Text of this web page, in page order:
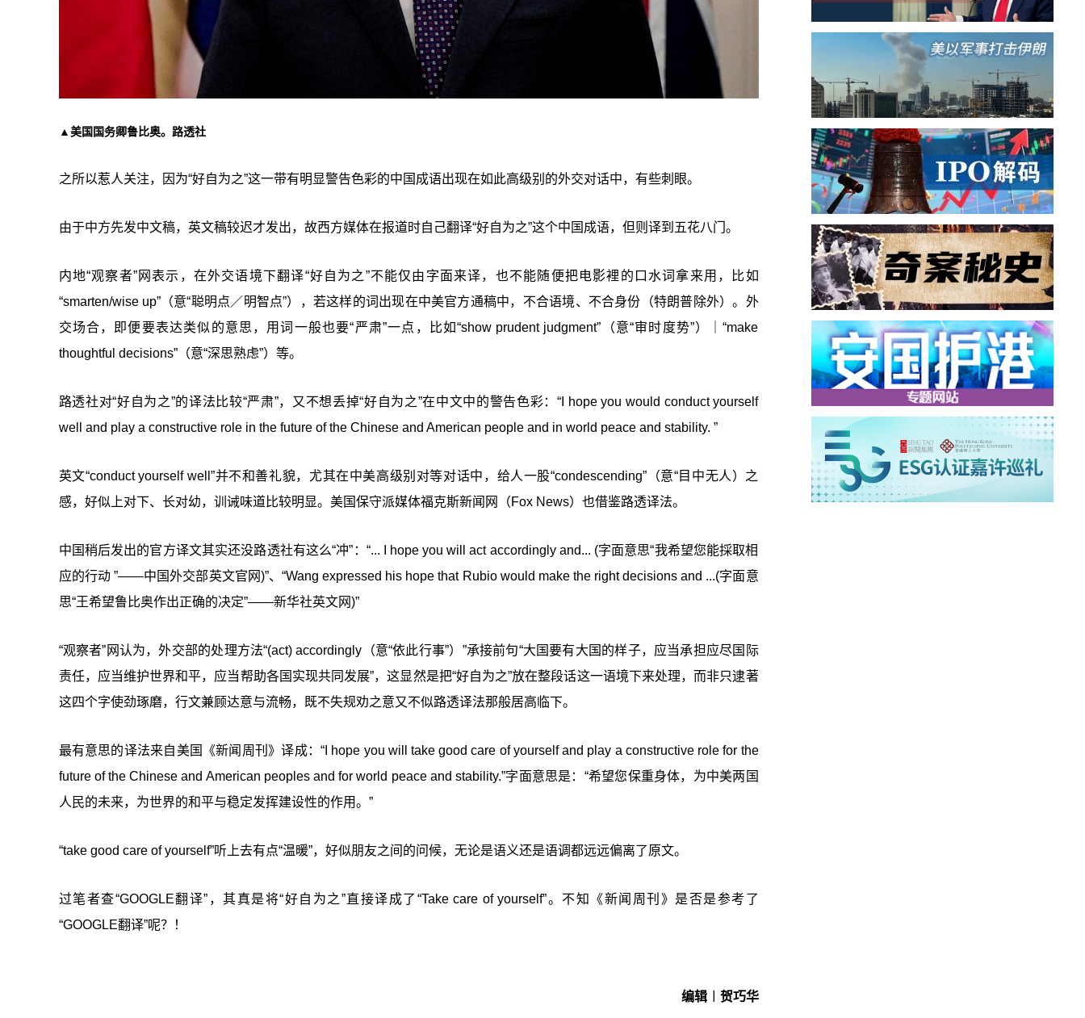
▲美国国务卿鲁比奥。路透社
之所以惹人关注，因为“好自为之”这一带有明显警告色彩的中国成语出现在如此高级别的外交对话中，有些刺眼。
由于中方先发中文稿，英文稿较迟才发出，故西方媒体在报道时自己翻译“好自为之”这个中国成语，但则译到五花八门。
内地“观察者”网表示，在外交语境下翻译“好自为之”不能仅由字面来译，也不能随便把电影裡的口水词拿来用，比如
“smarten/wise up”（意“聪明点／明智点”），若这样的词出现在中美官方通稿中，不合语境、不合身份（特朗普除外）。外
交场合，即便要表达类似的意思，用词一般也要“严肃”一点，比如“show prudent judgment”（意“审时度势”）｜“make
thoughtful decisions”（意“深思熟虑”）等。
路透社对“好自为之”的译法比较“严肃”，又不想丢掉“好自为之”在中文中的警告色彩：“I hope you would conduct yourself
well and play a constructive role in the future of the Chinese and American people and in world peace and stability. ”
英文“conduct yourself well”并不和善礼貌，尤其在中美高级别对等对话中，给人一股“condescending”（意“目中无人）之
感，好似上对下、长对幼，训诫味道比较明显。美国保守派媒体福克斯新闻网（Fox News）也借鉴路透译法。
中国稍后发出的官方译文其实还没路透社有这么“冲”：“... I hope you will act accordingly and... (字面意思“我希望您能採取相
应的行动 ”——中国外交部英文官网)”、“Wang expressed his hope that Rubio would make the right decisions and ...(字面意
思“王希望鲁比奥作出正确的决定”——新华社英文网)”
“观察者”网认为，外交部的处理方法“(act) accordingly（意“依此行事”）”承接前句“大国要有大国的样子，应当承担应尽国际
责任，应当维护世界和平，应当帮助各国实现共同发展”，这显然是把“好自为之”放在整段话这一语境下来处理，而非只逮著
这四个字使劲琢磨，行文兼顾达意与流畅，既不失规劝之意又不似路透译法那般居高临下。
最有意思的译法来自美国《新闻周刊》译成：“I hope you will take good care of yourself and play a constructive role for the
future of the Chinese and American peoples and for world peace and stability.”字面意思是：“希望您保重身体，为中美两国
人民的未来，为世界的和平与稳定发挥建设性的作用。”
“take good care of yourself”听上去有点“温暖”，好似朋友之间的问候，无论是语义还是语调都远远偏离了原文。
过笔者查“GOOGLE翻译”，其真是将“好自为之”直接译成了“Take care of yourself”。不知《新闻周刊》是否是参考了
“GOOGLE翻译”呢？！
编辑︱贺巧华